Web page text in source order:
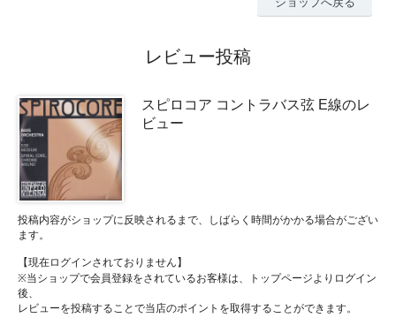
レビュー投稿
スピロコア コントラバス弦 E線のレ
ビュー
投稿内容がショップに反映されるまで、しばらく時間がかかる場合がござい
ます。
【現在ログインされておりません】
※当ショップで会員登録をされているお客様は、トップページよりログイン
後、
レビューを投稿することで当店のポイントを取得することができます。